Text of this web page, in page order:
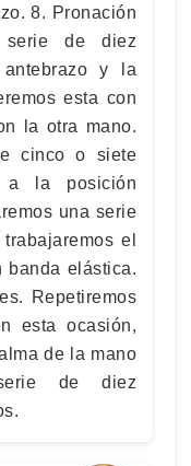
8. Pronación
serie de diez
antebrazo y la
esta con
la otra mano.
cinco o siete
a la posición
una serie
el
banda elástica.
Repetiremos
esta ocasión,
de la mano
de diez